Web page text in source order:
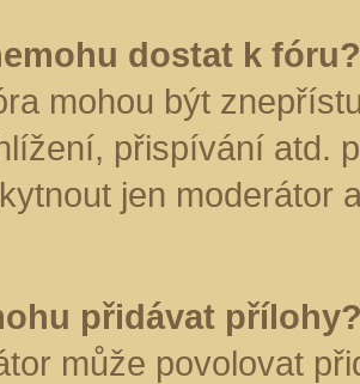
dostat k fóru?
mohou být
přispívání atd.
jen moderátor
přidávat
může povolovat